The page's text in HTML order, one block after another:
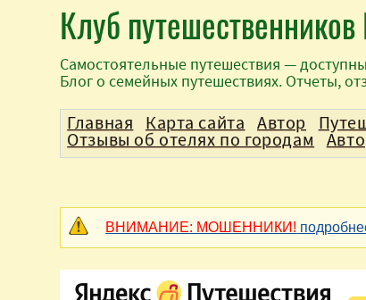
Клуб
Самостоятельные путешествия —
Блог о семейных путешествиях. Отчеты,
ВНИМАНИЕ: МОШЕННИКИ!
Главная Карта сайта Автор
Отзывы об отелях по городам